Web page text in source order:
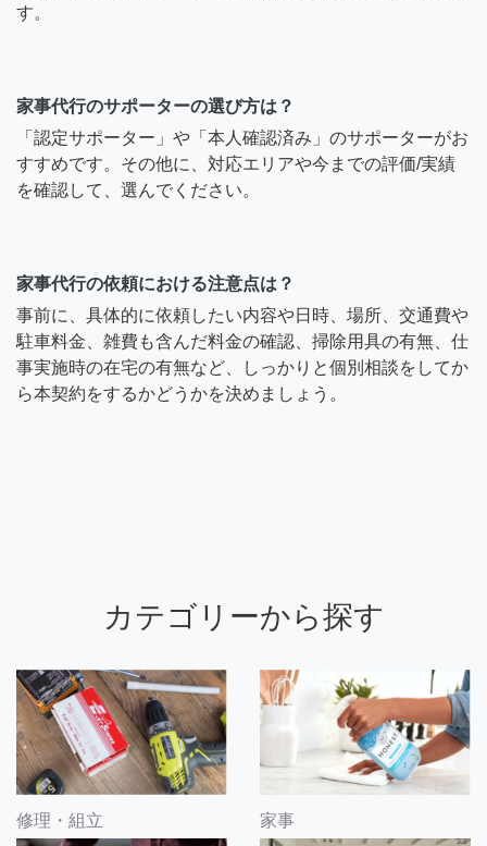
す。
家事代行のサポーターの選び方は？
「認定サポーター」や「本人確認済み」のサポーターがお
すすめです。その他に、対応エリアや今までの評価/実績
を確認して、選んでください。
家事代行の依頼における注意点は？
事前に、具体的に依頼したい内容や日時、場所、交通費や
駐車料金、雑費も含んだ料金の確認、掃除用具の有無、仕
事実施時の在宅の有無など、しっかりと個別相談をしてか
ら本契約をするかどうかを決めましょう。
カテゴリーから探す
修理・組立 家事